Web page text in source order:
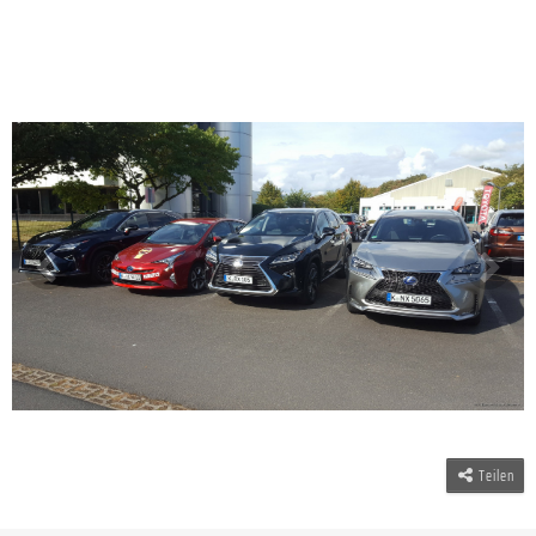
Teilen